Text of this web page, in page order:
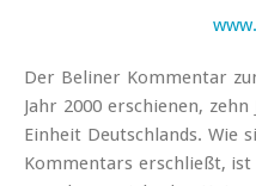
Der Beliner Kommentar
Jahr 2000 erschienen,
Einheit Deutschlands. Wie
Kommentars erschließt,